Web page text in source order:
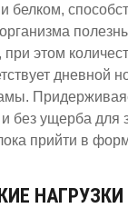
белком,
этом
дневной
без ущерба для
прийти в
НАГРУЗКИ